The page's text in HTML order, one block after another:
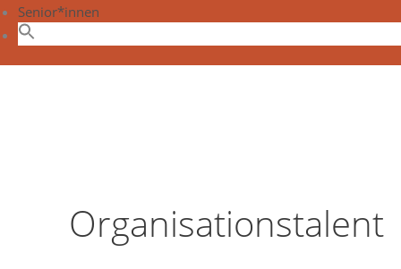
Senior*innen
Organisationstalent